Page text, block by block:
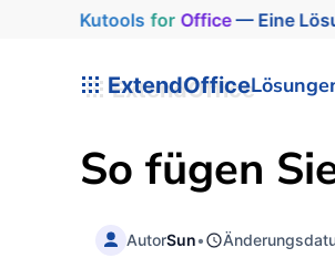
Kutools for Office— Eine
ExtendOffice
So fügen
AutorSun•